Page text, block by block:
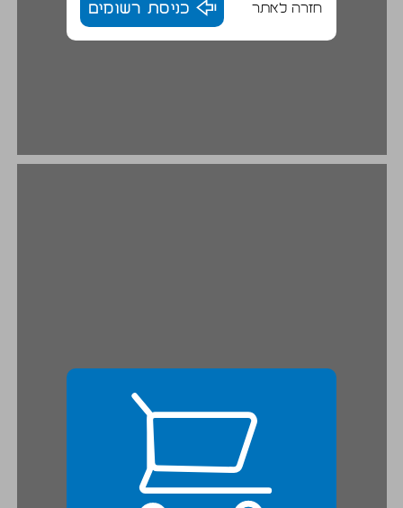
חזרה לאתר כניסת רשומים